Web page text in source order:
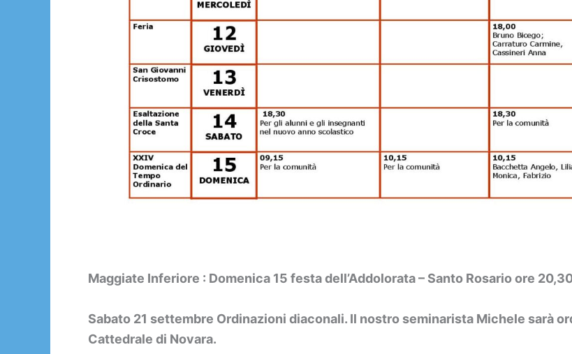
Maggiate Inferiore : Domenica 15 festa dell’Addolorata – Santo Rosario ore
Sabato 21 settembre Ordinazioni diaconali. Il nostro seminarista Michele sarà
Cattedrale di Novara.